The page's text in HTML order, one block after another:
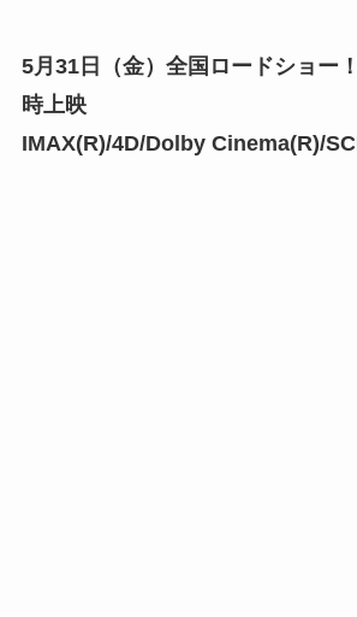
5月31日（金）全国ロードショー
時上映
IMAX(R)/4D/Dolby Cinema(R)/